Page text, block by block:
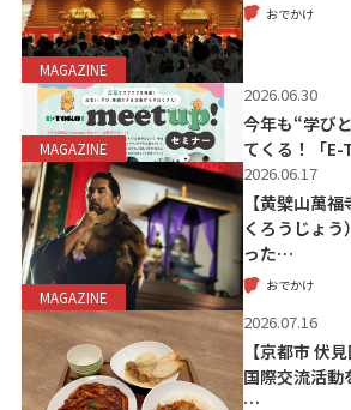
MAGAZINE
おでかけ
MAGAZINE
2026.06.30
今年も“学び
てくる！「
MAGAZINE
2026.06.17
【黄檗山萬
くろうじょ
った…
おでかけ
2026.07.16
【京都市 伏
国際交流活動
…